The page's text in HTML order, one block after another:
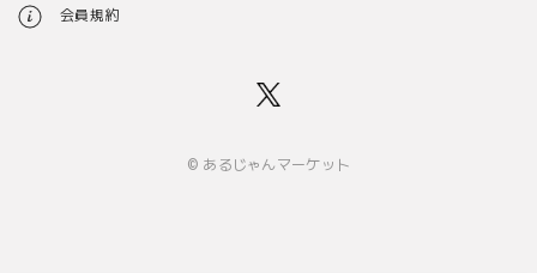
会員規約
© あるじゃんマーケット